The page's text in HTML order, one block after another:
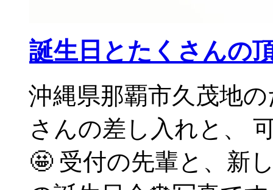
誕生日とたくさんの
沖縄県那覇市久茂地
さんの差し入れと、
🤩 受付の先輩と、新